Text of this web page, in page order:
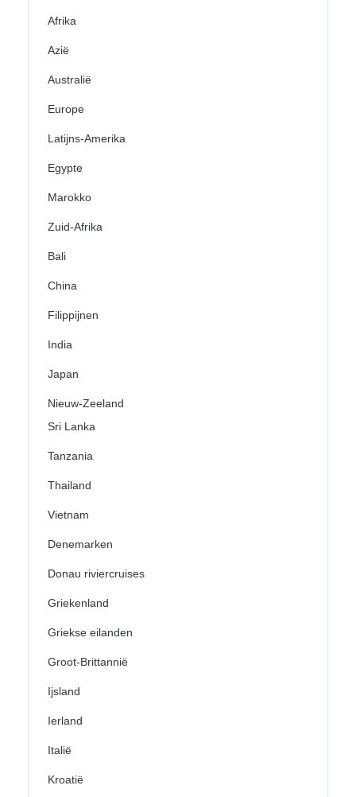
Afrika
Azië
Australië
Europe
Latijns-Amerika
Egypte
Marokko
Zuid-Afrika
Bali
China
Filippijnen
India
Japan
Nieuw-Zeeland
Sri Lanka
Tanzania
Thailand
Vietnam
Denemarken
Donau riviercruises
Griekenland
Griekse eilanden
Groot-Brittannië
Ijsland
Ierland
Italië
Kroatië